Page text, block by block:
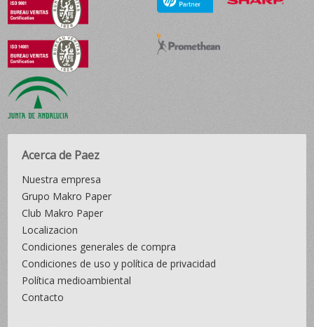
Acerca de Paez
Nuestra empresa
Grupo Makro Paper
Club Makro Paper
Localizacion
Condiciones generales de compra
Condiciones de uso y política de privacidad
Política medioambiental
Contacto